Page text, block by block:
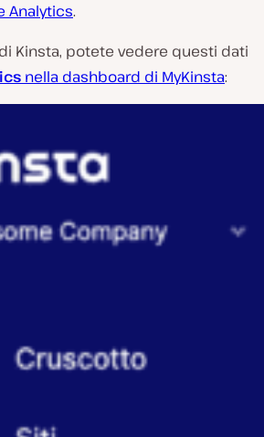
Analytics.
Kinsta, potete vedere questi dati
nella dashboard di MyKinsta: